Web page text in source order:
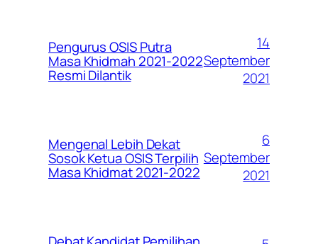
Pengurus OSIS Putra
Masa Khidmah 2021-2022
Resmi Dilantik
14
September
2021
Mengenal Lebih Dekat
Sosok Ketua OSIS Terpilih
Masa Khidmat 2021-2022
6
September
2021